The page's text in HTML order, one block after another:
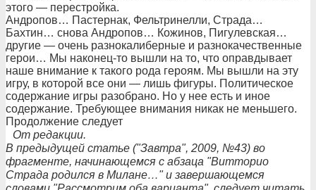
этого — перестройка.
Андропов… Пастернак, Фельтринелли, Страда…
Бахтин… снова Андропов… Кожинов, Пигулевская…
другие — очень разнокалиберные и разнокачественные
герои… Мы наконец-то вышли на то, что оправдывает
наше внимание к такого рода героям. Мы вышли на эту
игру, в которой все они — лишь фигуры. Политическое
содержание игры разобрано. Но у нее есть и иное
содержание. Требующее внимания никак не меньшего.
Продолжение следует
От редакции.
В предыдущей статье ("Завтра", 2009, №43) во
фрагменте, начинающемся с абзаца "Витторио
Страда родился в Милане…" и завершающемся